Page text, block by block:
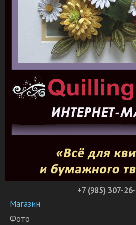
+7 (985) 307-
Магазин
Фото